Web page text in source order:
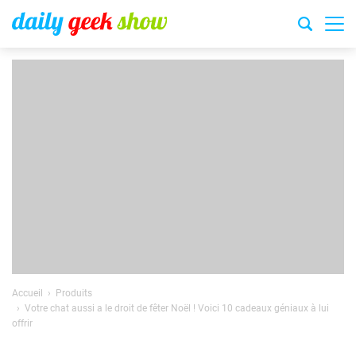
Accueil
Produits
Votre chat aussi a le droit de fêter Noël ! Voici 10 cadeaux géniaux à lui
offrir